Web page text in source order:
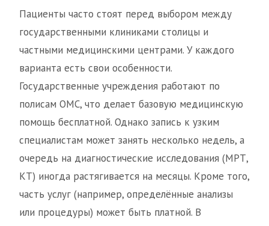
Пациенты часто стоят перед выбором между
государственными клиниками столицы и
частными медицинскими центрами. У каждого
варианта есть свои особенности.
Государственные учреждения работают по
полисам ОМС, что делает базовую медицинскую
помощь бесплатной. Однако запись к узким
специалистам может занять несколько недель, а
очередь на диагностические исследования (МРТ,
КТ) иногда растягивается на месяцы. Кроме того,
часть услуг (например, определённые анализы
или процедуры) может быть платной. В